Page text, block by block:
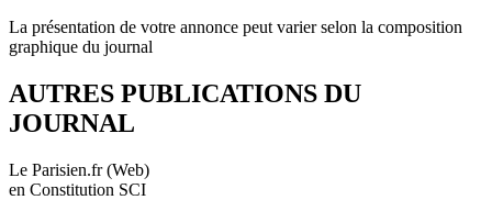
La présentation de votre annonce peut varier selon la composition
graphique du journal
AUTRES PUBLICATIONS DU
JOURNAL
Le Parisien.fr (Web)
en Constitution SCI